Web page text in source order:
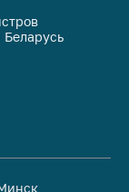
Беларусь